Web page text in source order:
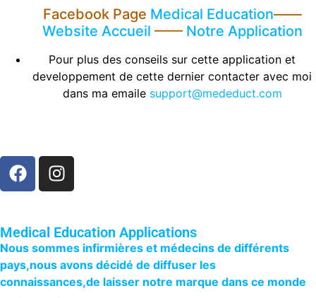
Facebook Page Medical Education——
Website Accueil —— Notre Application
Pour plus des conseils sur cette application et
developpement de cette dernier contacter avec moi
dans ma emaile support@mededuct.com
Medical Education Applications
Nous sommes infirmières et médecins de différents
pays,nous avons décidé de diffuser les
connaissances,de laisser notre marque dans ce monde